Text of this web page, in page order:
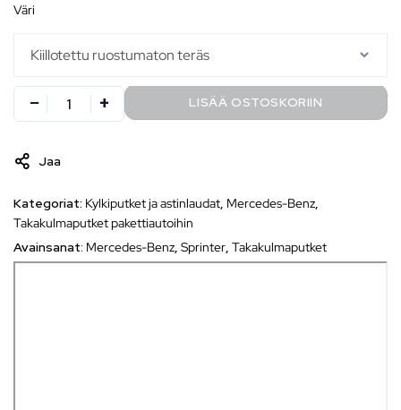
väri
LISÄÄ OSTOSKORIIN
Jaa
Kategoriat: Kylkiputket ja astinlaudat, Mercedes-Benz,
Takakulmaputket pakettiautoihin
Avainsanat: Mercedes-Benz, Sprinter, Takakulmaputket